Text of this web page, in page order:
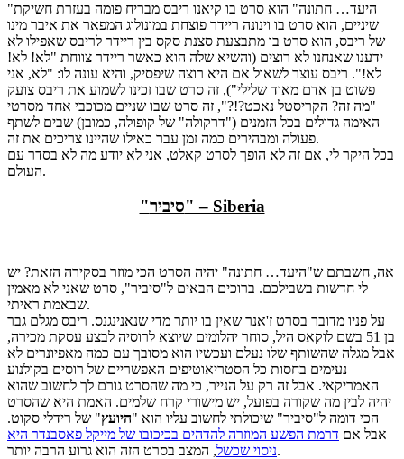
"היעד… חתונה" הוא סרט בו קיאנו ריבס מבריח פומה בעזרת חשיקת
שיניים, הוא סרט בו וינונה ריידר פוצחת במונולוג המפאר את איבר מינו
של ריבס, הוא סרט בו מתבצעת סצנת סקס בין ריידר לריבס שאפילו לא
ידענו שאנחנו לא רוצים (והשיא שלה הוא כאשר ריידר צווחת "לא! לא!
לא!". ריבס עוצר לשאול אם היא רוצה שיפסיק, והיא עונה לו: "לא, אני
פשוט בן אדם מאוד שלילי"), זה סרט שבו זכינו לשמוע את ריבס צועק
"מה זה? הקריסטל נאכט?!?", זה סרט שבו שניים מכוכבי אחד מסרטי
האימה גדולים בכל הזמנים ("דרקולה" של קופולה, כמובן) שבים לשתף
פעולה ומבהירים כמה זמן עבר כאילו שהיינו צריכים את זה.
בכל היקר לי, אם זה לא הופך לסרט קאלט, אני לא יודע מה לא בסדר עם
העולם.
"סיביר" – Siberia
אה, חשבתם ש"היעד… חתונה" יהיה הסרט הכי מוזר בסקירה הזאת? יש
לי חדשות בשבילכם. ברוכים הבאים ל"סיביר", סרט שאני לא מאמין
שבאמת ראיתי.
על פניו מדובר בסרט ז'אנר שאין בו יותר מדי שנאנינגנס. ריבס מגלם גבר
בן 51 בשם לוקאס היל, סוחר יהלומים שיוצא לרוסיה לבצע עסקת מכירה,
אבל מגלה שהשותף שלו נעלם ועכשיו הוא מסובך עם כמה מאפיונרים לא
נעימים בחסות כל הסטריאוטיפים האפשריים של רוסים בקולנוע
האמריקאי. אבל זה רק על הנייר, כי מה שהסרט גורם לך לחשוב שהוא
יהיה לבין מה שקורה בפועל, יש מישורי קרח שלמים. האמת היא שהסרט
הכי דומה ל"סיביר" שיכולתי לחשוב עליו הוא "היועץ" של רידלי סקוט.
אבל אם דרמת הפשע המוזרה להדהים בכיכובו של מייקל פאסבנדר היא
ניסוי שכשל, המצב בסרט הזה הוא גרוע הרבה יותר.